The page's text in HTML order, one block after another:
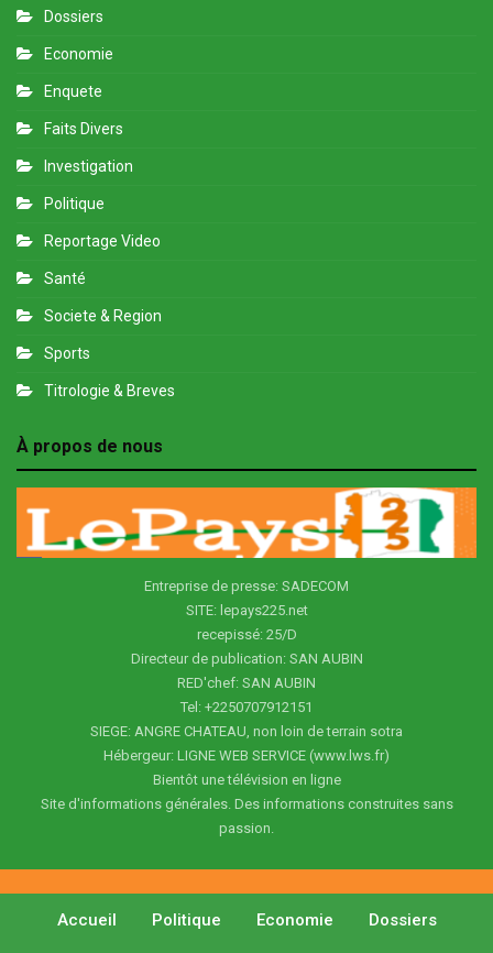
Dossiers
Economie
Enquete
Faits Divers
Investigation
Politique
Reportage Video
Santé
Societe & Region
Sports
Titrologie & Breves
À propos de nous
Entreprise de presse: SADECOM
SITE: lepays225.net
recepissé: 25/D
Directeur de publication: SAN AUBIN
RED'chef: SAN AUBIN
Tel: +2250707912151
SIEGE: ANGRE CHATEAU, non loin de terrain sotra
Hébergeur: LIGNE WEB SERVICE (www.lws.fr)
Bientôt une télévision en ligne
Site d'informations générales. Des informations construites sans
passion.
Accueil Politique Economie Dossiers